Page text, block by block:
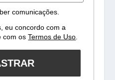
comunicações.
eu concordo com a
com osTermos de Uso